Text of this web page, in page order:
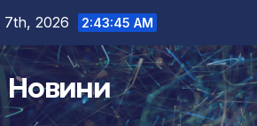
7th, 2026 2:43:47 AM
Новини